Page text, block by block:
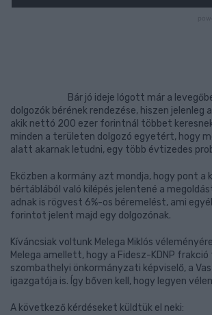
Bár jó ideje lógott már a
dolgozók bérének rendezése, hiszen jelenleg
akik nettó 200 ezer forintnál többet
minden a területen dolgozó egyetért, hogy
alatt akarnak letudni, egy több évtizedes
Eközben a kormány azt mondja, hogy pont
bértáblából való kilépés jelentené a
adnak is rögvest 6%-os béremelést, ami
forintot jelent majd egy dolgozónak.
Kíváncsiak voltunk Melega Miklós
Melega amellett, hogy a Fidesz-KDNP
szombathelyi önkormányzati képviselő, a
igazgatója is. Így bőven kell, hogy legyen
A következő kérdéseket küldtük el neki: